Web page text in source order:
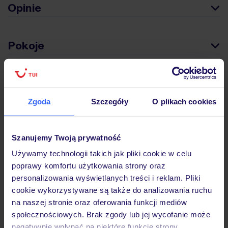
Zgoda Szczegóły O plikach cookies
Szanujemy Twoją prywatność
Używamy technologii takich jak pliki cookie w celu
poprawy komfortu użytkowania strony oraz
personalizowania wyświetlanych treści i reklam. Pliki
cookie wykorzystywane są także do analizowania ruchu
na naszej stronie oraz oferowania funkcji mediów
społecznościowych. Brak zgody lub jej wycofanie może
Opinie
Pokoje
Atrakcje
Ważne informacje
Często zadawane pytania
Jak zmienić uczestników/osobę zgłaszającą?